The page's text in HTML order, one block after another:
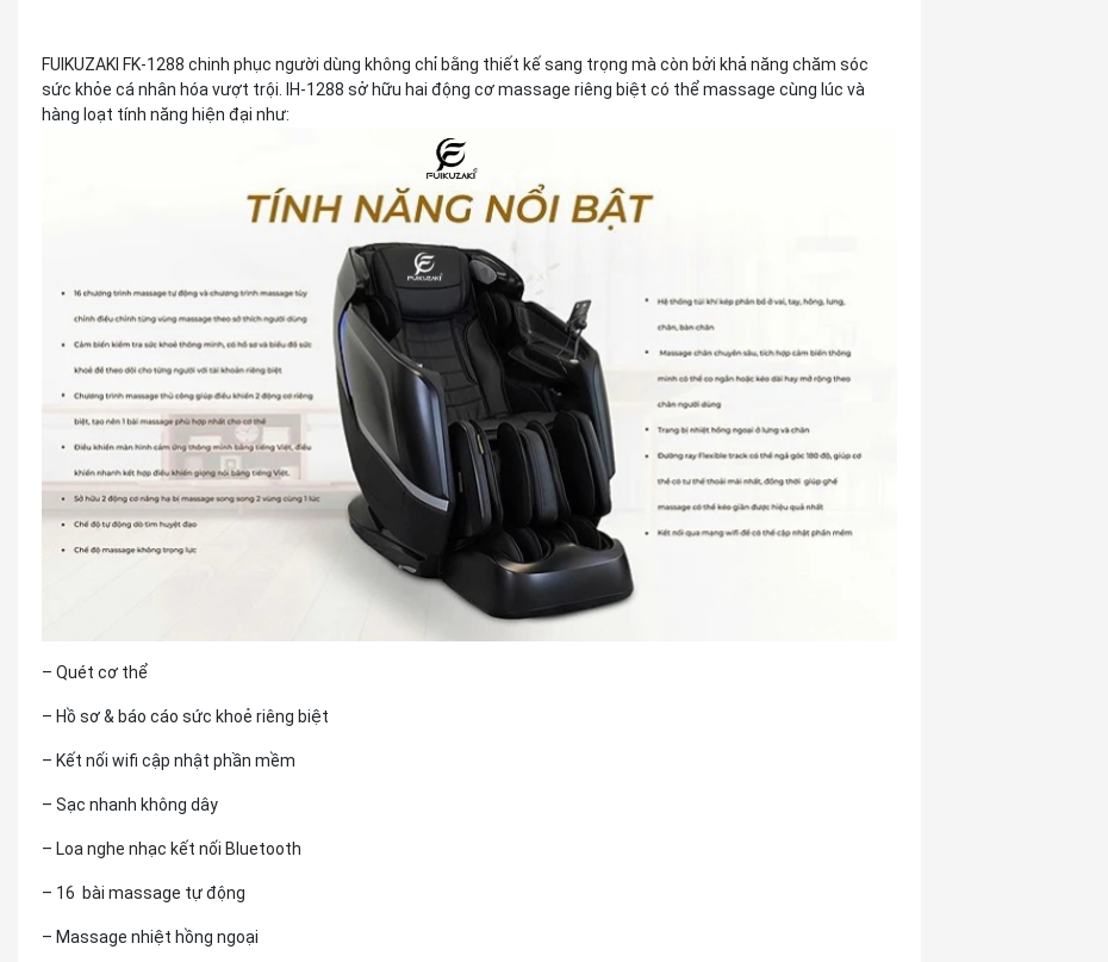
FUIKUZAKI FK-1288 chinh phục người dùng không chỉ bằng thiết kế sang trọng mà còn bởi khả năng chăm sóc
sức khỏe cá nhân hóa vượt trội. IH-1288 sở hữu hai động cơ massage riêng biệt có thể massage cùng lúc và
hàng loạt tính năng hiện đại như:
– Quét cơ thể
– Hồ sơ & báo cáo sức khoẻ riêng biệt
– Kết nối wifi cập nhật phần mềm
– Sạc nhanh không dây
– Loa nghe nhạc kết nối Bluetooth
– 16 bài massage tự động
– Massage nhiệt hồng ngoại